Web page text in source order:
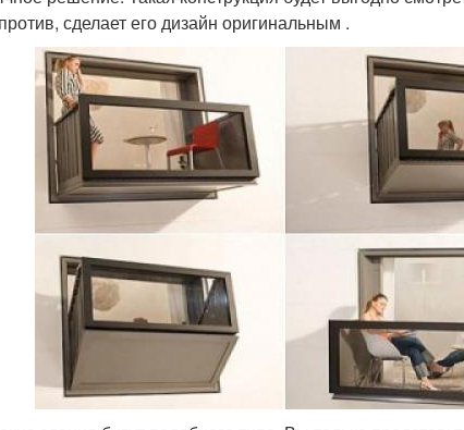
сделает его дизайн оригинальным .